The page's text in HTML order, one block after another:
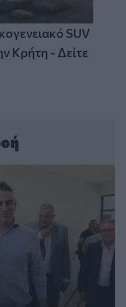
SUV
Κρήτη - Δείτε